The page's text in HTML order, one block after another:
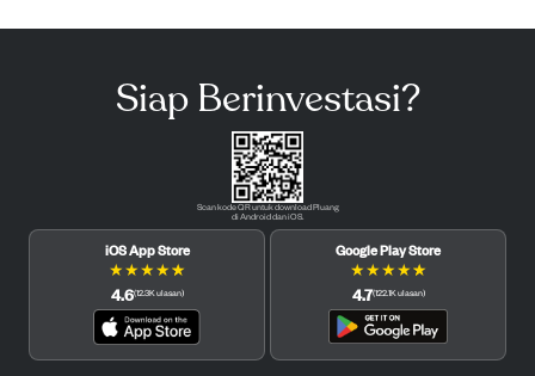
Siap Berinvestasi?
Scan kode QR untuk download Pluang
di Android dan iOS.
iOS App Store
★★★★★
4.6(12.3K ulasan)
Google Play Store
★★★★★
4.7(122.1K ulasan)